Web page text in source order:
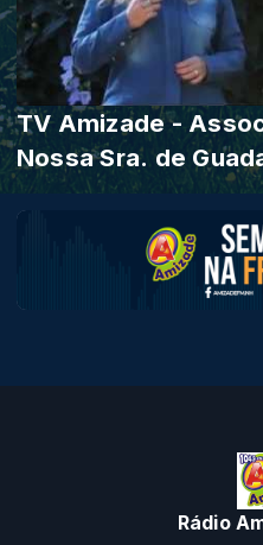
TV Amizade -
Nossa Sra. de
Rádio